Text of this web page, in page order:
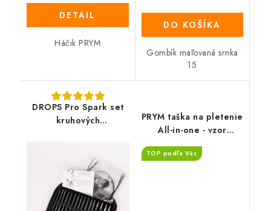
DETAIL
Háčik PRYM
DO KOŠÍKA
Gombík maľovaná srnka
15
DROPS Pro Spark set
kruhových
PRYM taška na pletenie
All-in-one - vzor
MERINO
TOP podľa Vás